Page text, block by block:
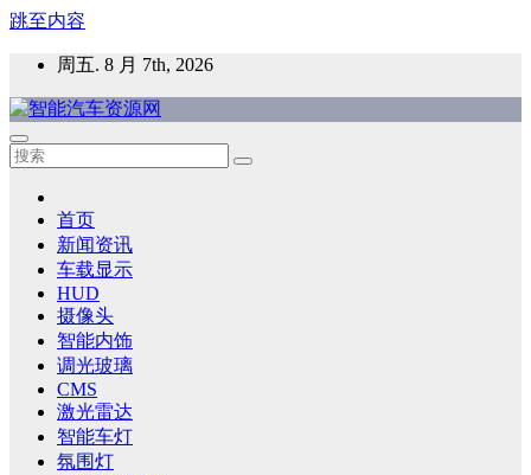
跳至内容
周五. 8 月 7th, 2026
智能汽车资源网
智能表面，智能内饰，新能源汽车，HMI，人车交互，智能车
首页
新闻资讯
车载显示
HUD
摄像头
智能内饰
调光玻璃
CMS
激光雷达
智能车灯
氛围灯